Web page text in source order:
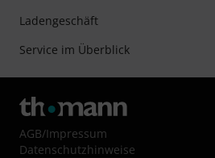
Ladengeschäft
Service im Überblick
AGB/Impressum
Datenschutzhinweise